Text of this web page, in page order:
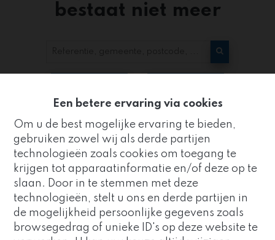
Een betere ervaring via cookies
Om u de best mogelijke ervaring te bieden,
gebruiken zowel wij als derde partijen
technologieën zoals cookies om toegang te
krijgen tot apparaatinformatie en/of deze op te
slaan. Door in te stemmen met deze
technologieën, stelt u ons en derde partijen in
de mogelijkheid persoonlijke gegevens zoals
browsegedrag of unieke ID's op deze website te
bestaat niet meer
Kantoor
ZUIDRAND
Strijderstraat 8
Goed nieuws!